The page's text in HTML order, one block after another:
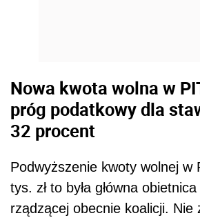
Nowa kwota wolna w
próg podatkowy dla
32 procent
Podwyższenie kwoty wolnej w
tys. zł to była główna
rządzącej obecnie koalicji. Nie